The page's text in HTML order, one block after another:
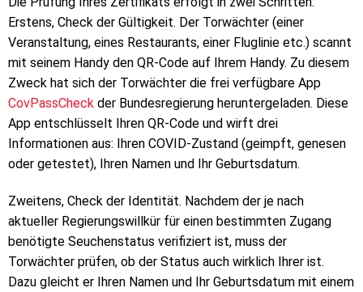
Erstens, Check der Gültigkeit. Der Torwächter (einer
Veranstaltung, eines Restaurants, einer Fluglinie etc.) scannt
mit seinem Handy den QR-Code auf Ihrem Handy. Zu diesem
Zweck hat sich der Torwächter die frei verfügbare App
CovPassCheck der Bundesregierung heruntergeladen. Diese
App entschlüsselt Ihren QR-Code und wirft drei
Informationen aus: Ihren COVID-Zustand (geimpft, genesen
oder getestet), Ihren Namen und Ihr Geburtsdatum.
Zweitens, Check der Identität. Nachdem der je nach
aktueller Regierungswillkür für einen bestimmten Zugang
benötigte Seuchenstatus verifiziert ist, muss der
Torwächter prüfen, ob der Status auch wirklich Ihrer ist.
Dazu gleicht er Ihren Namen und Ihr Geburtsdatum mit einem